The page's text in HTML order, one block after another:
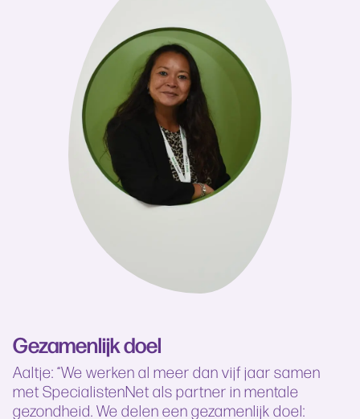
Gezamenlijk doel
Aaltje: “We werken al meer dan vijf jaar samen
met SpecialistenNet als partner in mentale
gezondheid. We delen een gezamenlijk doel: